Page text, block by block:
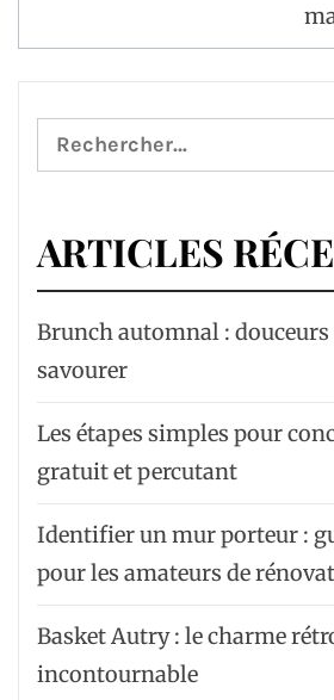
Rechercher :
ARTICLES
Brunch automnal : douceurs
savourer
Les étapes simples pour
gratuit et percutant
Identifier un mur porteur :
pour les amateurs de
Basket Autry : le charme
incontournable